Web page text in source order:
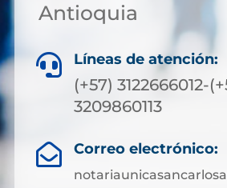
Antioquia
 Líneas de atención:
(+57) 3122666012-
3209860113
 Correo electrónico: